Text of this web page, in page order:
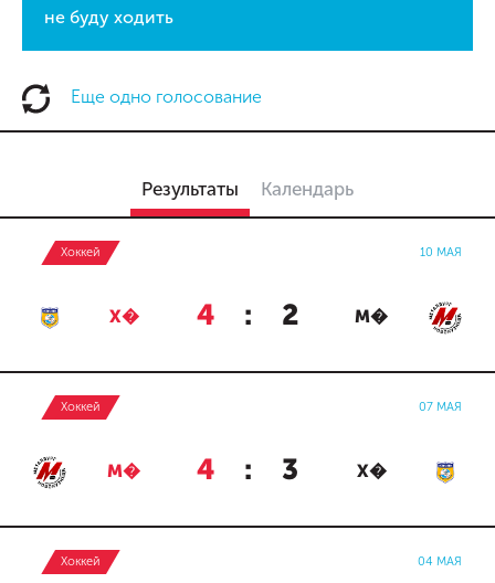
не буду ходить
Еще одно голосование
Результаты Календарь
Хоккей 10 МАЯ
Х� 4 : 2 М�
Хоккей 07 МАЯ
М� 4 : 3 Х�
Хоккей 04 МАЯ